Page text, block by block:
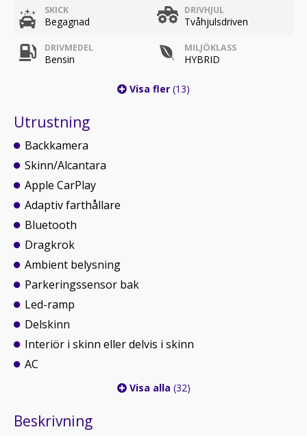
SKICK
Begagnad
DRIVHJUL
Tvåhjulsdriven
DRIVMEDEL
Bensin
MILJÖKLASS
HYBRID
Visa fler (13)
Utrustning
Backkamera
Skinn/Alcantara
Apple CarPlay
Adaptiv farthållare
Bluetooth
Dragkrok
Ambient belysning
Parkeringssensor bak
Led-ramp
Delskinn
Interiör i skinn eller delvis i skinn
AC
Visa alla (32)
Beskrivning